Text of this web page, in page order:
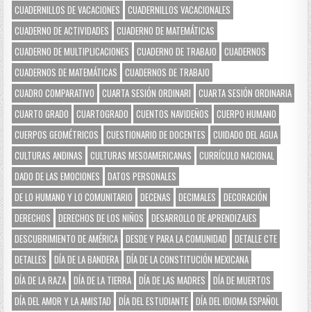
CUADERNILLOS DE VACACIONES
CUADERNILLOS VACACIONALES
CUADERNO DE ACTIVIDADES
CUADERNO DE MATEMÁTICAS
CUADERNO DE MULTIPLICACIONES
CUADERNO DE TRABAJO
CUADERNOS
CUADERNOS DE MATEMÁTICAS
CUADERNOS DE TRABAJO
CUADRO COMPARATIVO
CUARTA SESIÓN ORDINARI
CUARTA SESIÓN ORDINARIA
CUARTO GRADO
CUARTOGRADO CUENTOS NAVIDEÑOS
CUERPO HUMANO
CUERPOS GEOMÉTRICOS
CUESTIONARIO DE DOCENTES
CUIDADO DEL AGUA
CULTURAS ANDINAS
CULTURAS MESOAMERICANAS
CURRÍCULO NACIONAL
DADO DE LAS EMOCIONES
DATOS PERSONALES
DE LO HUMANO Y LO COMUNITARIO
DECENAS DECIMALES
DECORACIÓN
DERECHOS
DERECHOS DE LOS NIÑOS
DESARROLLO DE APRENDIZAJES
DESCUBRIMIENTO DE AMÉRICA DESDE Y PARA LA COMUNIDAD
DETALLE CTE
DETALLES
DÍA DE LA BANDERA DÍA DE LA CONSTITUCIÓN MEXICANA
DÍA DE LA RAZA DÍA DE LA TIERRA DÍA DE LAS MADRES
DÍA DE MUERTOS
DÍA DEL AMOR Y LA AMISTAD
DÍA DEL ESTUDIANTE DÍA DEL IDIOMA ESPAÑOL